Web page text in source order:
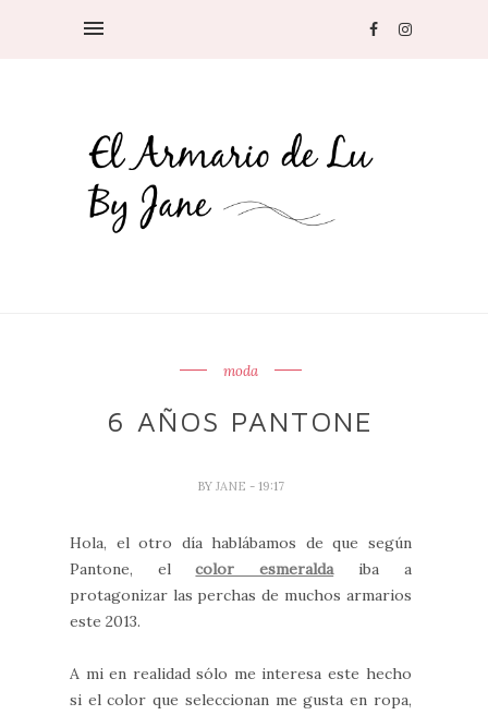
moda
6 AÑOS PANTONE
BY JANE - 19:17
Hola, el otro día hablábamos de que según
Pantone, elcolor esmeraldaiba a
protagonizar las perchas de muchos armarios
este 2013.
A mi en realidad sólo me interesa este hecho
si el color que seleccionan me gusta en ropa,